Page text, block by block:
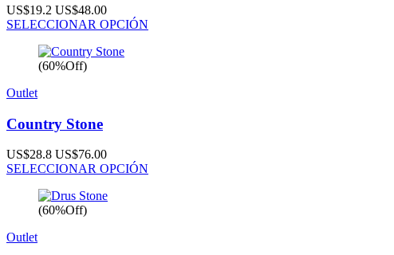
US$19.2 US$48.00
SELECCIONAR OPCIÓN
(60%Off)
Outlet
Country Stone
US$28.8 US$76.00
SELECCIONAR OPCIÓN
(60%Off)
Outlet